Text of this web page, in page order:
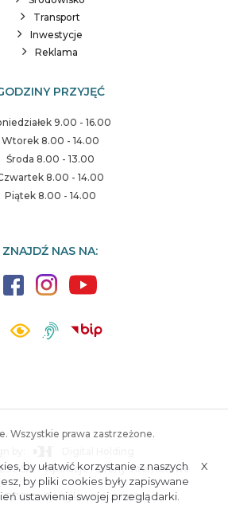
Transport
Inwestycje
Reklama
PRZYJĘĆ
9.00 - 16.00
Wtorek 8.00 - 14.00
Środa 8.00 - 13.00
8.00 - 14.00
Piątek 8.00 - 14.00
ZNAJDŹ NAS NA:
Wszystkie prawa zastrzeżone.
SA - Aplikacje i strony internetowe
RODO Polityka prywatności
by ułatwić korzystanie z naszych
by pliki cookies były zapisywane
ustawienia swojej przeglądarki.
X